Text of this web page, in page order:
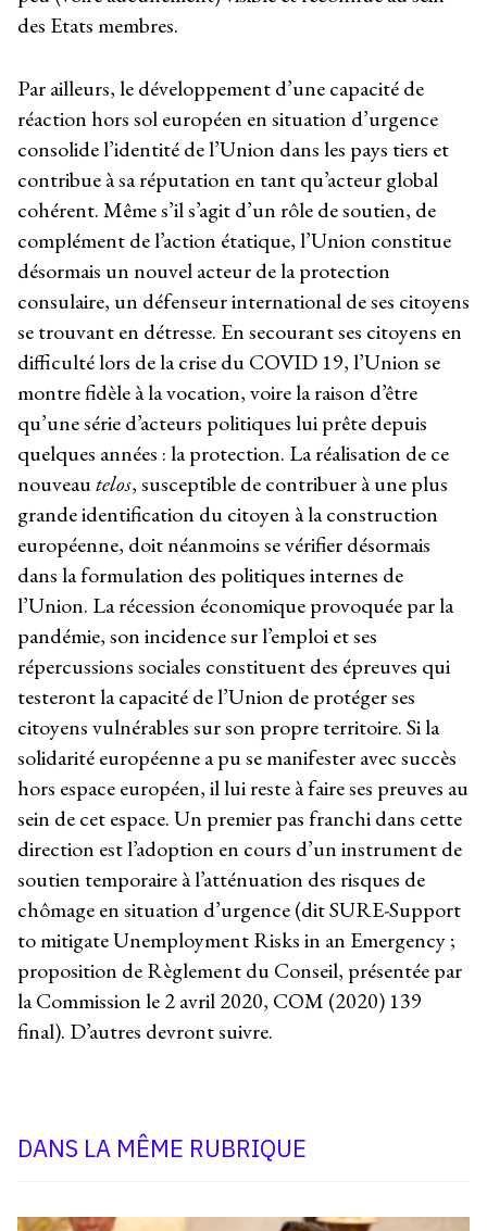
des Etats membres.
Par ailleurs, le développement d’une capacité de
réaction hors sol européen en situation d’urgence
consolide l’identité de l’Union dans les pays tiers et
contribue à sa réputation en tant qu’acteur global
cohérent. Même s’il s’agit d’un rôle de soutien, de
complément de l’action étatique, l’Union constitue
désormais un nouvel acteur de la protection
consulaire, un défenseur international de ses citoyens
se trouvant en détresse. En secourant ses citoyens en
difficulté lors de la crise du COVID 19, l’Union se
montre fidèle à la vocation, voire la raison d’être
qu’une série d’acteurs politiques lui prête depuis
quelques années : la protection. La réalisation de ce
nouveautelos, susceptible de contribuer à une plus
grande identification du citoyen à la construction
européenne, doit néanmoins se vérifier désormais
dans la formulation des politiques internes de
l’Union. La récession économique provoquée par la
pandémie, son incidence sur l’emploi et ses
répercussions sociales constituent des épreuves qui
testeront la capacité de l’Union de protéger ses
citoyens vulnérables sur son propre territoire. Si la
solidarité européenne a pu se manifester avec succès
hors espace européen, il lui reste à faire ses preuves au
sein de cet espace. Un premier pas franchi dans cette
direction est l’adoption en cours d’un instrument de
soutien temporaire à l’atténuation des risques de
chômage en situation d’urgence (dit SURE-Support
to mitigate Unemployment Risks in an Emergency ;
proposition de Règlement du Conseil, présentée par
la Commission le 2 avril 2020, COM (2020) 139
final). D’autres devront suivre.
DANS LA MÊME RUBRIQUE